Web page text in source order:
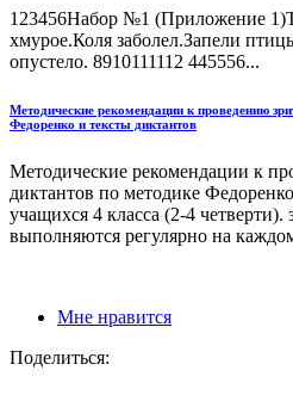
123456Набор №1 (Приложение
хмурое.Коля заболел.Запели
опустело. 8910111112 445556...
Методические рекомендации к проведению
Федоренко и тексты диктантов
Методические рекомендации к
диктантов по методике
учащихся 4 класса (2-4
выполняются регулярно на
Мне нравится
Поделиться: